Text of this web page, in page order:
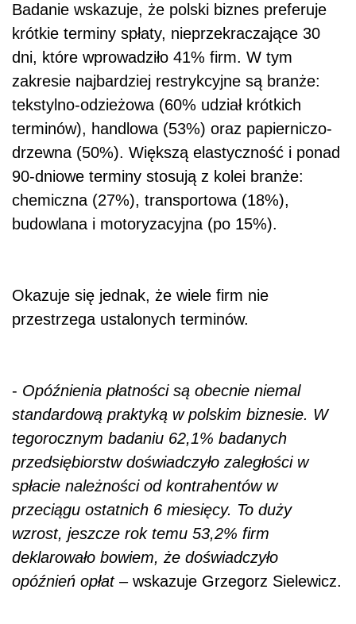
Badanie wskazuje, że polski biznes preferuje
krótkie terminy spłaty, nieprzekraczające 30
dni, które wprowadziło 41% firm. W tym
zakresie najbardziej restrykcyjne są branże:
tekstylno-odzieżowa (60% udział krótkich
terminów), handlowa (53%) oraz papierniczo-
drzewna (50%). Większą elastyczność i ponad
90-dniowe terminy stosują z kolei branże:
chemiczna (27%), transportowa (18%),
budowlana i motoryzacyjna (po 15%).
Okazuje się jednak, że wiele firm nie
przestrzega ustalonych terminów.
- Opóźnienia płatności są obecnie niemal
standardową praktyką w polskim biznesie. W
tegorocznym badaniu 62,1% badanych
przedsiębiorstw doświadczyło zaległości w
spłacie należności od kontrahentów w
przeciągu ostatnich 6 miesięcy. To duży
wzrost, jeszcze rok temu 53,2% firm
deklarowało bowiem, że doświadczyło
opóźnień opłat– wskazuje Grzegorz Sielewicz.